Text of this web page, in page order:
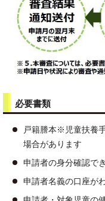
必要書類
戸籍謄本※児童扶養
場合があります
申請者の身分確認で
申請者名義の口座が